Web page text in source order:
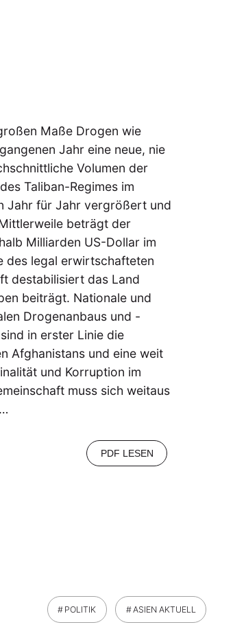
Maße Drogen wie
Jahr eine neue, nie
Volumen der
Taliban-Regimes im
Jahr für Jahr vergrößert und
beträgt der
Milliarden US-Dollar im
des legal erwirtschafteten
destabilisiert das Land
beiträgt. Nationale und
Drogenanbaus und -
in erster Linie die
Afghanistans und eine weit
und Korruption im
muss sich weitaus
PDF LESEN
POLITIK ASIEN AKTUELL